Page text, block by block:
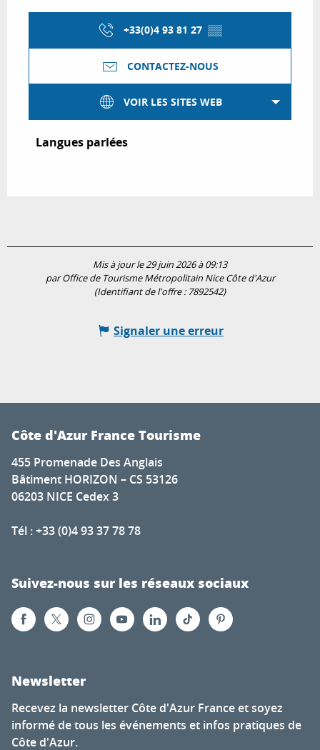
+33(0)4 93 81 27 ▒▒
CONTACTEZ-NOUS
VOIR LES SITES WEB
Langues parlées
Langues parlées
Mis à jour le 29 juin 2026 à 09:13
par Office de Tourisme Métropolitain Nice Côte d'Azur
(Identifiant de l'offre : 7892542)
Signaler une erreur
Côte d'Azur France Tourisme
455 Promenade Des Anglais
Bâtiment HORIZON – CS 53126
06203 NICE Cedex 3
Tél : +33 (0)4 93 37 78 78
Suivez-nous sur les réseaux sociaux
Newsletter
Recevez la newsletter Côte d'Azur France et soyez
informé de tous les événements et infos pratiques de
Côte d'Azur.